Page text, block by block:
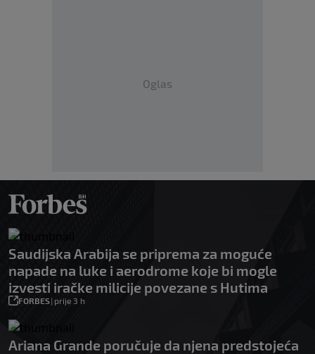
Oglas
Saudijska Arabija se priprema za moguće
napade na luke i aerodrome koje bi mogle
izvesti iračke milicije povezane s Hutima
FORBES| prije 3 h
Ariana Grande poručuje da njena predstojeća